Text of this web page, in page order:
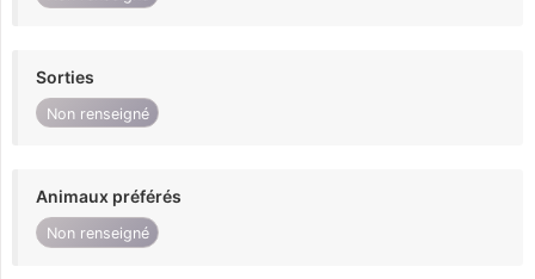
Sorties
Non renseigné
Animaux préférés
Non renseigné